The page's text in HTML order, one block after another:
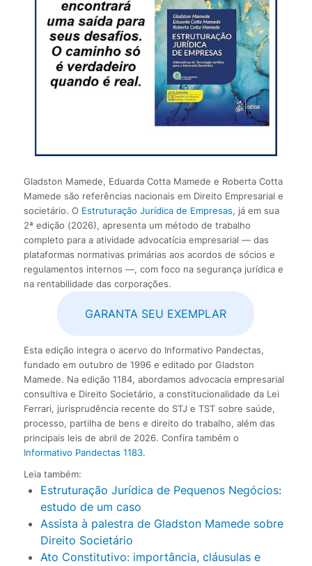
Gladston Mamede, Eduarda Cotta Mamede e Roberta Cotta
Mamede são referências nacionais em Direito Empresarial e
societário. O Estruturação Jurídica de Empresas, já em sua
2ª edição (2026), apresenta um método de trabalho
completo para a atividade advocatícia empresarial — das
plataformas normativas primárias aos acordos de sócios e
regulamentos internos —, com foco na segurança jurídica e
na rentabilidade das corporações.
GARANTA SEU EXEMPLAR
Esta edição integra o acervo do Informativo Pandectas,
fundado em outubro de 1996 e editado por Gladston
Mamede. Na edição 1184, abordamos advocacia empresarial
consultiva e Direito Societário, a constitucionalidade da Lei
Ferrari, jurisprudência recente do STJ e TST sobre saúde,
processo, partilha de bens e direito do trabalho, além das
principais leis de abril de 2026. Confira também o
Informativo Pandectas 1183.
Leia também:
Estruturação Jurídica de Pequenos Negócios:
estudo de um caso
Assista à palestra de Gladston Mamede sobre
Direito Societário
Ato Constitutivo: importância, cláusulas e